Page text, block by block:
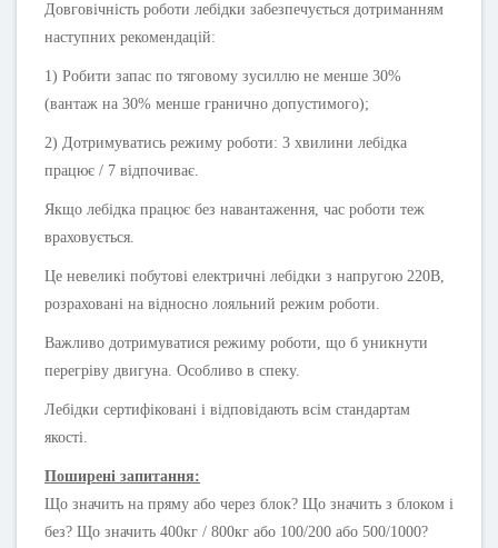
Довговічність роботи лебідки забезпечується дотриманням
наступних рекомендацій:
1) Робити запас по тяговому зусиллю не менше 30%
(вантаж на 30% менше гранично допустимого);
2) Дотримуватись режиму роботи: 3 хвилини лебідка
працює / 7 відпочиває.
Якщо лебідка працює без навантаження, час роботи теж
враховується.
Це невеликі побутові електричні лебідки з напругою 220В,
розраховані на відносно лояльний режим роботи.
Важливо дотримуватися режиму роботи, що б уникнути
перегріву двигуна. Особливо в спеку.
Лебідки сертифіковані і відповідають всім стандартам
якості.
Поширені запитання:
Що значить на пряму або через блок? Що значить з блоком і
без? Що значить 400кг / 800кг або 100/200 або 500/1000?